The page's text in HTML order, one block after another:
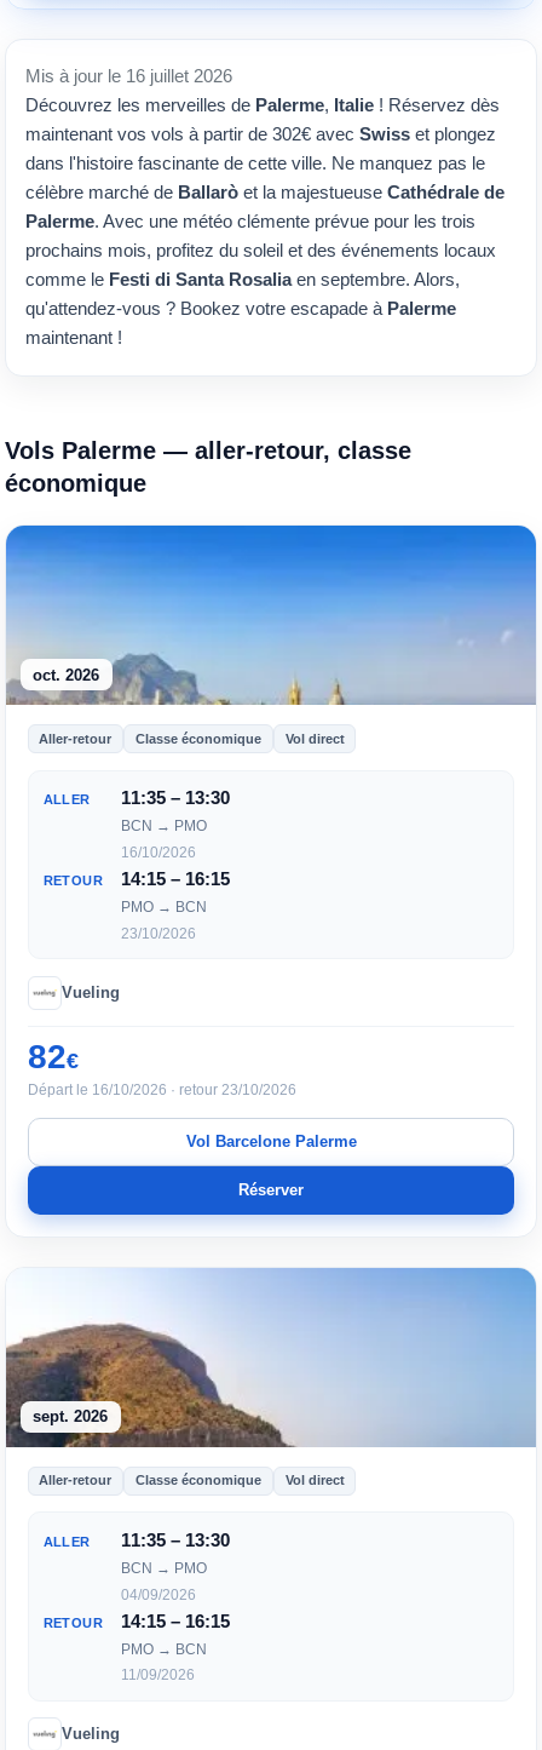
Mis à jour le 16 juillet 2026
Découvrez les merveilles de Palerme, Italie ! Réservez dès
maintenant vos vols à partir de 302€ avec Swiss et plongez
dans l'histoire fascinante de cette ville. Ne manquez pas le
célèbre marché de Ballarò et la majestueuse Cathédrale de
Palerme. Avec une météo clémente prévue pour les trois
prochains mois, profitez du soleil et des événements locaux
comme le Festi di Santa Rosaliaen septembre. Alors,
qu'attendez-vous ? Bookez votre escapade à Palerme
maintenant !
Vols Palerme — aller-retour, classe
économique
oct. 2026
Aller-retour Classe économique Vol direct
ALLER 11:35 – 13:30
BCN → PMO
16/10/2026
RETOUR 14:15 – 16:15
PMO → BCN
23/10/2026
Vueling
82€
Départ le 16/10/2026 · retour 23/10/2026
Vol Barcelone Palerme
Réserver
sept. 2026
Aller-retour Classe économique Vol direct
ALLER 11:35 – 13:30
BCN → PMO
04/09/2026
RETOUR 14:15 – 16:15
PMO → BCN
11/09/2026
Vueling